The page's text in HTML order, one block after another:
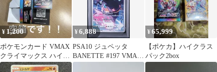
¥ 1,200
ポケモンカード VMAX
クライマックス ハイク
ラスパック BOX 空箱
¥6,888
PSA10 ジュペッタ
BANETTE #197 VMAX
クライマックス S8b
¥65,999
【ポケカ】ハイクラス
パック2box